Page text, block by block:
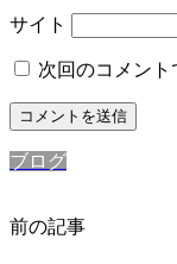
サイト
次回のコメント
ブログ
前の記事